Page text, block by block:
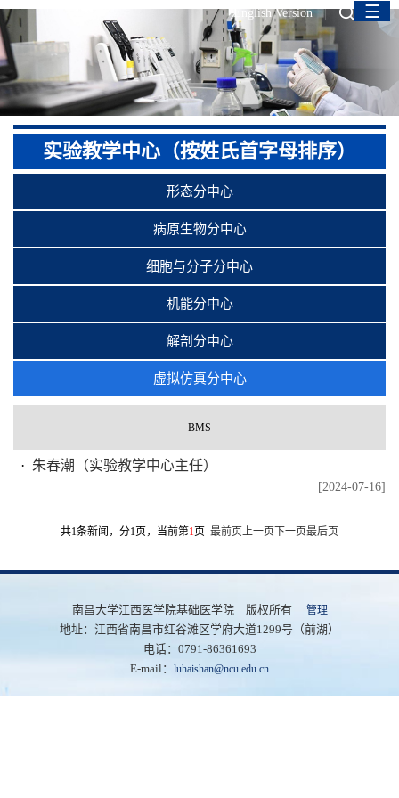
English Version ☰
实验教学中心（按姓氏首字母排序）
形态分中心
病原生物分中心
细胞与分子分中心
机能分中心
解剖分中心
虚拟仿真分中心
BMS
朱春潮（实验教学中心主任）
[2024-07-16]
共1条新闻，分1页，当前第1页 最前页上一页 下一页最后页
南昌大学江西医学院基础医学院 版权所有 管理
地址：江西省南昌市红谷滩区学府大道1299号（前湖）
电话：0791-86361693
E-mail： luhaishan@ncu.edu.cn